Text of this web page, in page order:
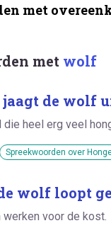
met
met wolf
jaagt de wolf
die heel erg veel
Spreekwoorden over
wolf loopt
voor de kost.